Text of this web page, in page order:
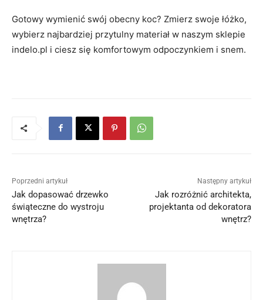
Gotowy wymienić swój obecny koc? Zmierz swoje łóżko,
wybierz najbardziej przytulny materiał w naszym sklepie
indelo.pl i ciesz się komfortowym odpoczynkiem i snem.
Poprzedni artykuł
Jak dopasować drzewko
świąteczne do wystroju
wnętrza?
Następny artykuł
Jak rozróżnić architekta,
projektanta od dekoratora
wnętrz?